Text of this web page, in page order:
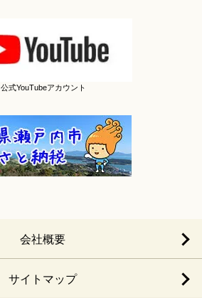
公式YouTubeアカウント
会社概要
サイトマップ